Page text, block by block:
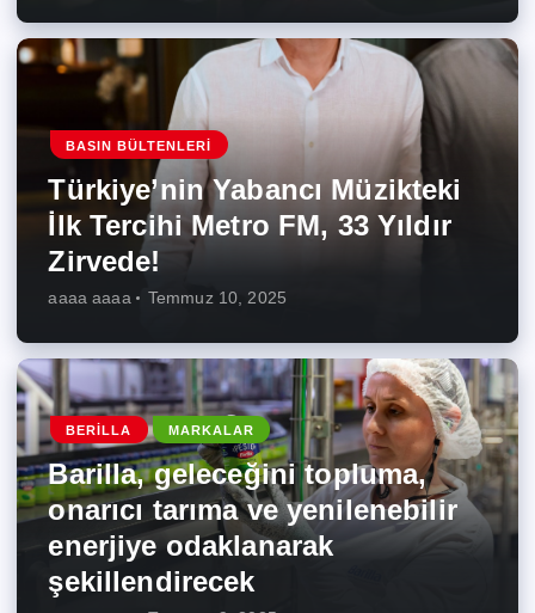
BASIN BÜLTENLERI
Türkiye’nin Yabancı Müzikteki
İlk Tercihi Metro FM, 33 Yıldır
Zirvede!
aaaa aaaa Temmuz 10, 2025
BERILLA MARKALAR
Barilla, geleceğini topluma,
onarıcı tarıma ve yenilenebilir
enerjiye odaklanarak
şekillendirecek